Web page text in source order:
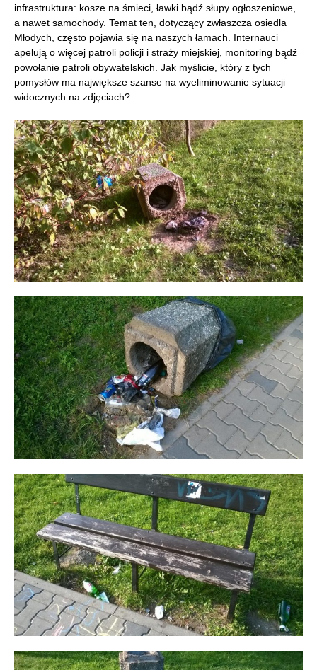
infrastruktura: kosze na śmieci, ławki bądź słupy ogłoszeniowe,
a nawet samochody. Temat ten, dotyczący zwłaszcza osiedla
Młodych, często pojawia się na naszych łamach. Internauci
apelują o więcej patroli policji i straży miejskiej, monitoring bądź
powołanie patroli obywatelskich. Jak myślicie, który z tych
pomysłów ma największe szanse na wyeliminowanie sytuacji
widocznych na zdjęciach?